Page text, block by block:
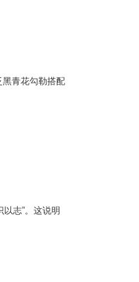
黑青花勾勒搭配
志”。这说明